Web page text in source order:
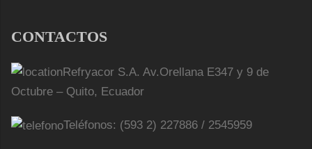
CONTACTOS
Refryacor S.A. Av.Orellana E347 y 9 de
Octubre – Quito, Ecuador
Teléfonos: (593 2) 227886 / 2545959